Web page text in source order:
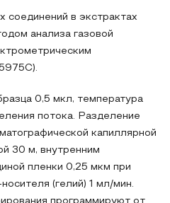
соединений в экстрактах
анализа газовой
0,5 мкл, температура
потока. Разделение
капиллярной
30 м, внутренним
пленки 0,25 мкм при
(гелий) 1 мл/мин.